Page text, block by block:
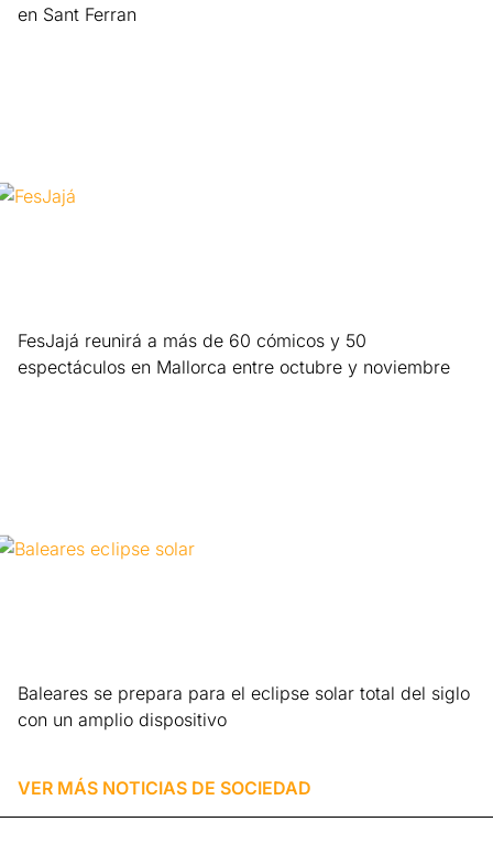
en Sant Ferran
FesJajá reunirá a más de 60 cómicos y 50
espectáculos en Mallorca entre octubre y noviembre
Baleares se prepara para el eclipse solar total del siglo
con un amplio dispositivo
VER MÁS NOTICIAS DE SOCIEDAD